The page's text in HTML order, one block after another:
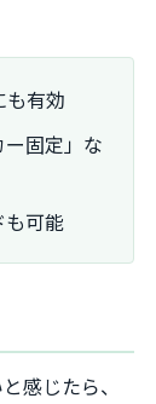
も有効
固定」な
も可能
感じたら、